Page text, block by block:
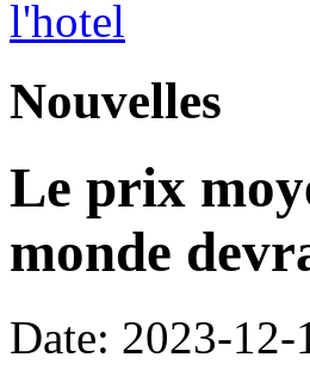
Nouvelles
Le prix
monde
Date: 2023-12-